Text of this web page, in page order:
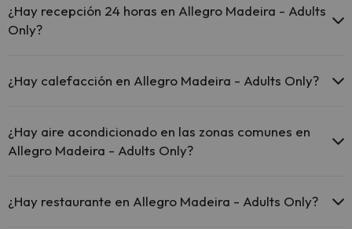
ser de pago) Aquí tienes más info sobre la piscina y otras
instalaciones.
¿Hay recepción 24 horas en Allegro Madeira - Adults
Only?
¿Hay calefacción en Allegro Madeira - Adults Only?
comunes.
¿Hay aire acondicionado en las zonas comunes en
Allegro Madeira - Adults Only?
zonas comunes.
¿Hay restaurante en Allegro Madeira - Adults Only?